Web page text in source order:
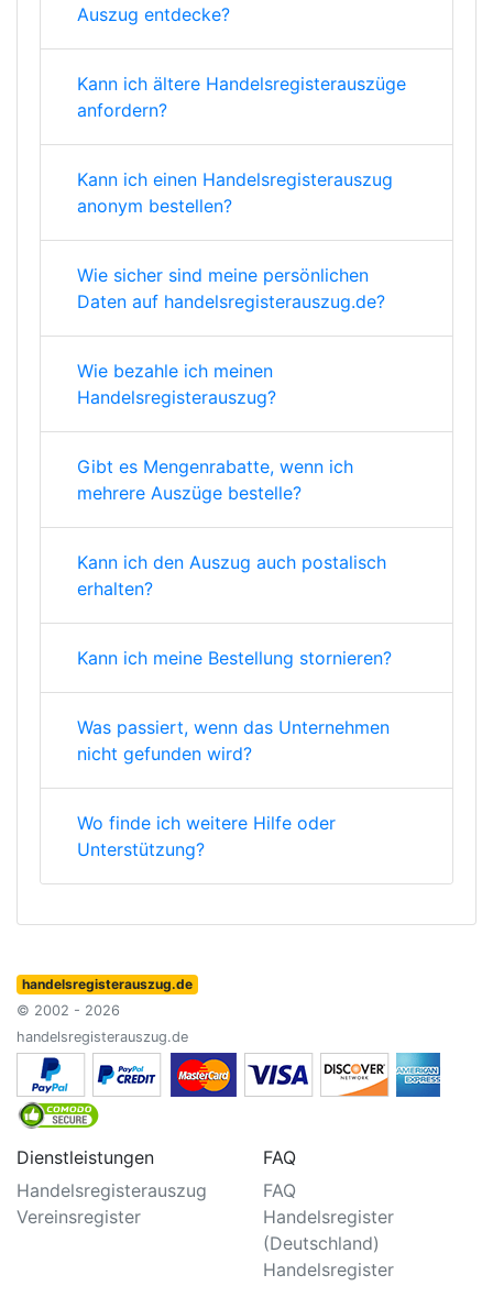
Auszug entdecke?
Kann ich ältere Handelsregisterauszüge
anfordern?
Kann ich einen Handelsregisterauszug
anonym bestellen?
Wie sicher sind meine persönlichen
Daten auf handelsregisterauszug.de?
Wie bezahle ich meinen
Handelsregisterauszug?
Gibt es Mengenrabatte, wenn ich
mehrere Auszüge bestelle?
Kann ich den Auszug auch postalisch
erhalten?
Kann ich meine Bestellung stornieren?
Was passiert, wenn das Unternehmen
nicht gefunden wird?
Wo finde ich weitere Hilfe oder
Unterstützung?
handelsregisterauszug.de
© 2002 - 2026
handelsregisterauszug.de
Dienstleistungen
Handelsregisterauszug
Vereinsregister
FAQ
FAQ
Handelsregister
(Deutschland)
Handelsregister